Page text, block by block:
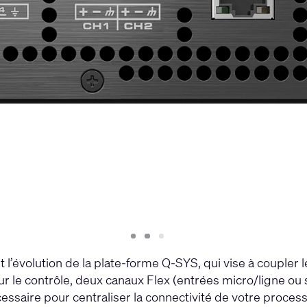
Slide
1 Slide
2 Slide
3
de la plate-forme Q-SYS, qui vise à
le contrôle, deux canaux Flex (entrées micro/ligne
pour centraliser la connectivité de votre